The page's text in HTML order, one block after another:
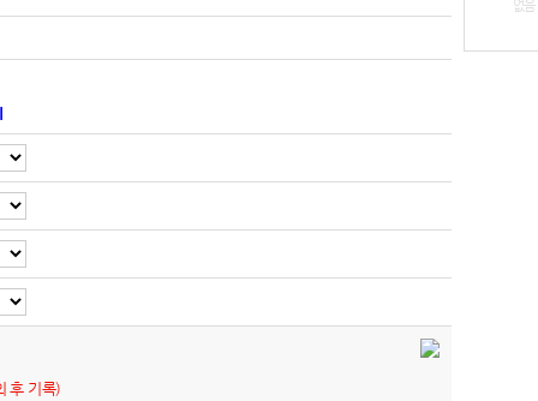
없음
후 기록)